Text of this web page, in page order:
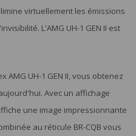
virtuellement les émissions
L'AMG UH-1 GEN II est
UH-1 GEN II, vous obtenez
Avec un affichage
une image impressionnante
au réticule BR-CQB vous